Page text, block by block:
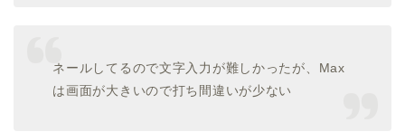
ネールしてるので文字入力が難しかったが、Max
は画面が大きいので打ち間違いが少ない